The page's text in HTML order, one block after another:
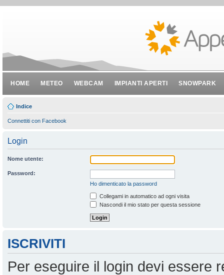
HOME METEO WEBCAM IMPIANTI APERTI SNOWPARK
Indice
Connettiti con Facebook
Login
Nome utente:
Password:
Ho dimenticato la password
Collegami in automatico ad ogni visita
Nascondi il mio stato per questa sessione
ISCRIVITI
Per eseguire il login devi essere